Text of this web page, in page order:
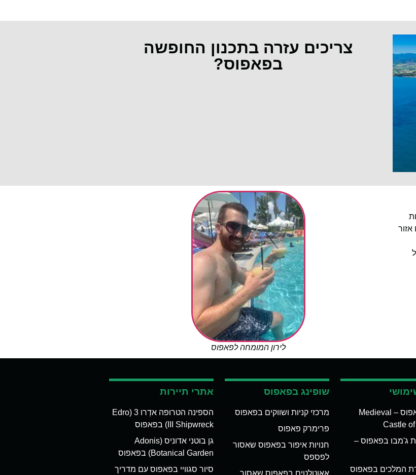
צריכים עזרה בתכנון החופשה
בפאפוס?
לירון המומחה לפאפוס
מבצר פאפוס – Medieval
Castle
ג'מבו בפאפוס –
המלכים בפאפוס
שופינג בפאפוס
מרכזי קניות ושווקים בפאפוס
פרימרק פאפוס
חנויות איפור בפאפוס שאסור
לפספס
אתרי תיירות
הספינה הטרופה אדְרו 3 (Edro
III Shipwreck) בפאפוס
גן בוטני אדוניס (Adonis
Botanical Garden) בפאפוס
סיור סגוויי בפאפוס עם מדריך